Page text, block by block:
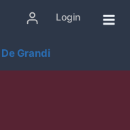
Login
Grandi